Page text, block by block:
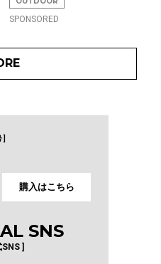
SPONSORED
]
購入はこちら
SNS
SNS ]